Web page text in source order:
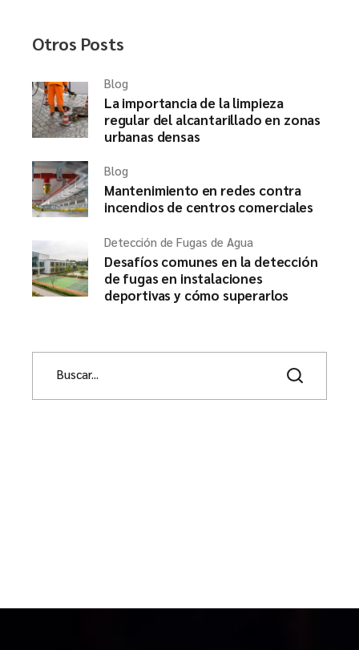
Otros Posts
Blog
La importancia de la limpieza
regular del alcantarillado en zonas
urbanas densas
Blog
Mantenimiento en redes contra
incendios de centros comerciales
Detección de Fugas de Agua
Desafíos comunes en la detección
de fugas en instalaciones
deportivas y cómo superarlos